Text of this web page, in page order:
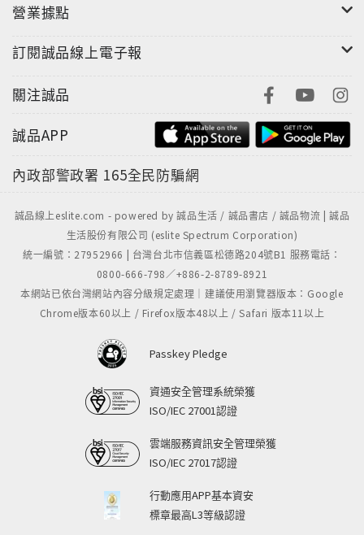
營業據點
訂閱誠品線上電子報
關注誠品
誠品APP
內政部警政署 165全民防騙網
誠品線上eslite.com - powered by 誠品生活 / 誠品書店 / 誠品物流 | 誠品
生活股份有限公司 (eslite Spectrum Corporation)
統一編號：27952966 | 台灣台北市信義區松德路204號B1 服務電話：
0800-666-798／+886-2-8789-8921
本網站已依台灣網站內容分級規定處理｜建議使用瀏覽器版本：Google
Chrome版本60以上 / Firefox版本48以上 / Safari 版本11以上
Passkey Pledge
資通安全管理系統榮獲
ISO/IEC 27001認證
雲端服務資訊安全管理榮獲
ISO/IEC 27017認證
行動應用APP基本資安
標章最高L3等級認證